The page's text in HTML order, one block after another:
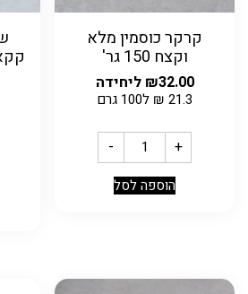
קרקר כוסמין מלא
וקצח 150 גר'
₪32.00 ליחידה
21.3
₪ ל100 גרם
- +
הוספה לסל